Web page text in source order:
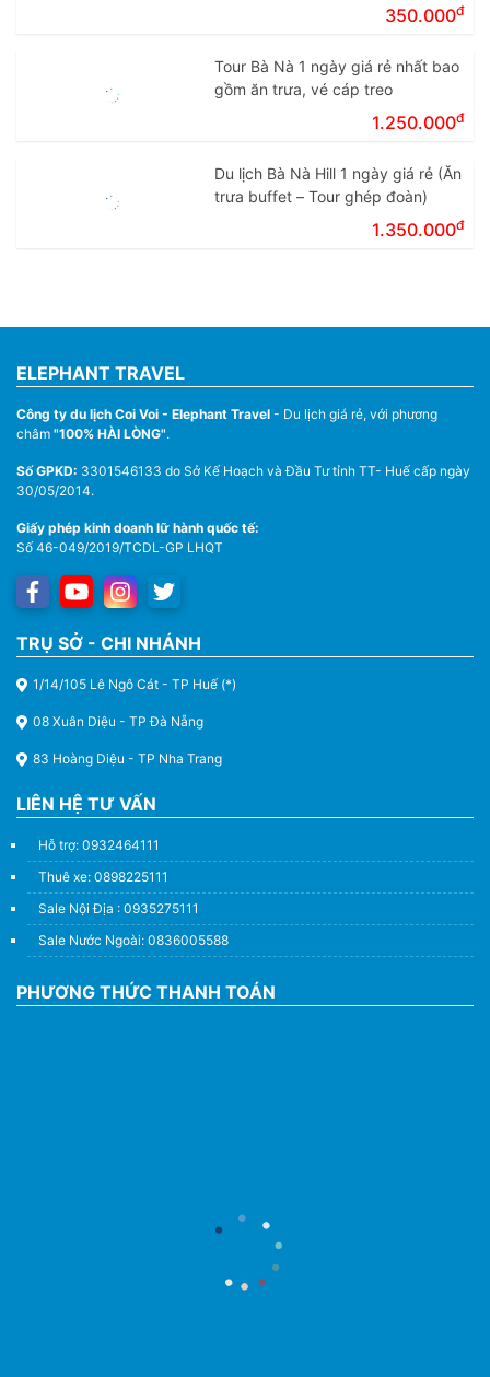
350.000đ
Tour Bà Nà 1 ngày giá rẻ nhất bao
gồm ăn trưa, vé cáp treo
1.250.000đ
Du lịch Bà Nà Hill 1 ngày giá rẻ (Ăn
trưa buffet – Tour ghép đoàn)
1.350.000đ
ELEPHANT TRAVEL
Công ty du lịch Coi Voi - Elephant Travel - Du lịch giá rẻ, với phương
châm "100% HÀI LÒNG".
Số GPKD: 3301546133 do Sở Kế Hoạch và Đầu Tư tỉnh TT- Huế cấp ngày
30/05/2014.
Giấy phép kinh doanh lữ hành quốc tế:
Số 46-049/2019/TCDL-GP LHQT
TRỤ SỞ - CHI NHÁNH
1/14/105 Lê Ngô Cát - TP Huế (*)
08 Xuân Diệu - TP Đà Nẵng
83 Hoàng Diệu - TP Nha Trang
LIÊN HỆ TƯ VẤN
Hỗ trợ: 0932464111
Thuê xe: 0898225111
Sale Nội Địa : 0935275111
Sale Nước Ngoài: 0836005588
PHƯƠNG THỨC THANH TOÁN